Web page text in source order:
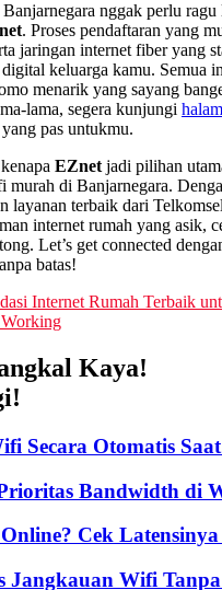
nggak perlu ragu
. Proses pendaftaran yang
jaringan internet fiber yang
keluarga kamu. Semua
menarik yang sayang
lama, segera kunjungi
pas untukmu.
EZnet jadi pilihan
murah di Banjarnegara.
layanan terbaik dari
internet rumah yang asik,
Let’s get connected
batas!
Internet Rumah Terbaik
Kaya!
Secara Otomatis
Bandwidth di
Cek
Jangkauan Wifi